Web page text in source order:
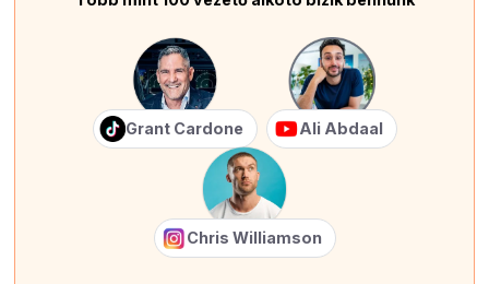
Grant Cardone Ali Abdaal
Chris Williamson